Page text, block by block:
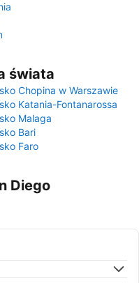
świata
Chopina w Warszawie
Katania-Fontanarossa
Malaga
Bari
Faro
Diego